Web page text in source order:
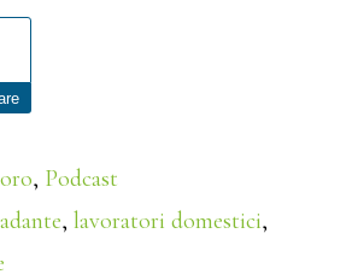
, Podcast
,lavoratori domestici,